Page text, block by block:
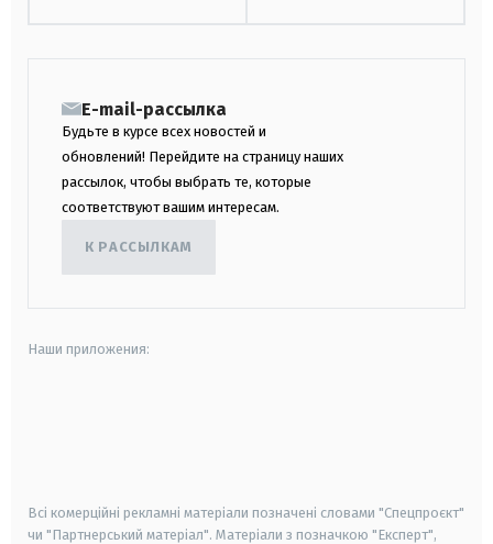
E-mail-рассылка
Будьте в курсе всех новостей и
обновлений! Перейдите на страницу наших
рассылок, чтобы выбрать те, которые
соответствуют вашим интересам.
К РАССЫЛКАМ
Наши приложения:
Всі комерційні рекламні матеріали позначені словами "Спецпроєкт"
чи "Партнерський матеріал". Матеріали з позначкою "Експерт",